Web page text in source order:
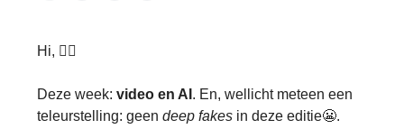
Hi, 🖐🏿
Deze week: video en AI . En, wellicht meteen een
teleurstelling: geen deep fakes in deze editie😬.